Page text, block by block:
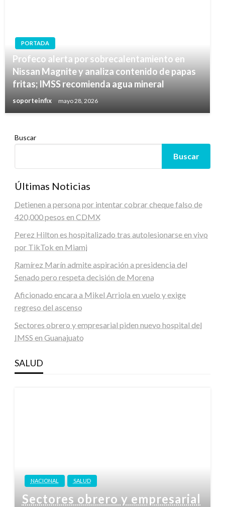
PORTADA
Profeco alerta por sobrecalentamiento en
Nissan Magnite y analiza contenido de papas
fritas; IMSS recomienda agua mineral
soporteinfix mayo 28, 2026
Buscar
Buscar
Últimas Noticias
Detienen a persona por intentar cobrar cheque falso de
420,000 pesos en CDMX
Perez Hilton es hospitalizado tras autolesionarse en vivo
por TikTok en Miami
Ramírez Marín admite aspiración a presidencia del
Senado pero respeta decisión de Morena
Aficionado encara a Mikel Arriola en vuelo y exige
regreso del ascenso
Sectores obrero y empresarial piden nuevo hospital del
IMSS en Guanajuato
SALUD
NACIONAL SALUD
Sectores obrero y empresarial